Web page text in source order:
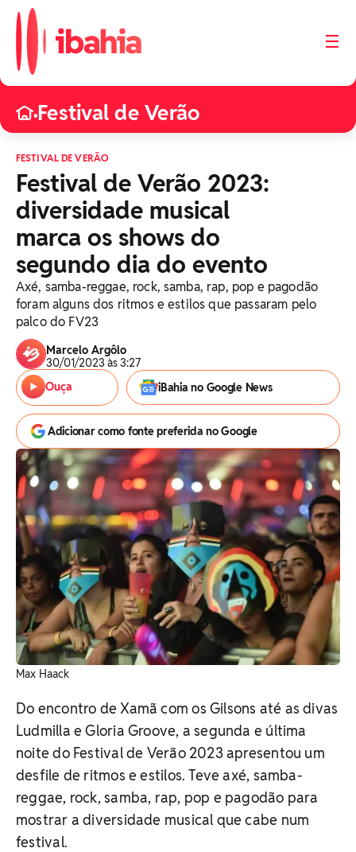
☰
•Festival de Verão
FESTIVAL DE VERÃO
Festival de Verão 2023:
diversidade musical
marca os shows do
segundo dia do evento
Axé, samba-reggae, rock, samba, rap, pop e pagodão
foram alguns dos ritmos e estilos que passaram pelo
palco do FV23
Marcelo Argôlo
30/01/2023 às 3:27
Ouça
iBahia no Google News
Adicionar como fonte preferida no Google
Max Haack
Do encontro de Xamã com os Gilsons até as divas
Ludmilla e Gloria Groove, a segunda e última
noite do Festival de Verão 2023 apresentou um
desfile de ritmos e estilos. Teve axé, samba-
reggae, rock, samba, rap, pop e pagodão para
mostrar a diversidade musical que cabe num
festival.